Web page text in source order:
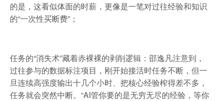
的是，这看似体面的时薪，更像是一笔对过往经验和知识
的“一次性买断费”；
任务的“消失术”藏着赤裸裸的剥削逻辑：邵逸凡注意到，
过往参与的数据标注项目，刚开始接活时任务不断，但一
旦连续高强度输出十几个小时、把核心经验榨得差不多，
任务就会突然中断。“AI管你要的是无穷无尽的经验，等你